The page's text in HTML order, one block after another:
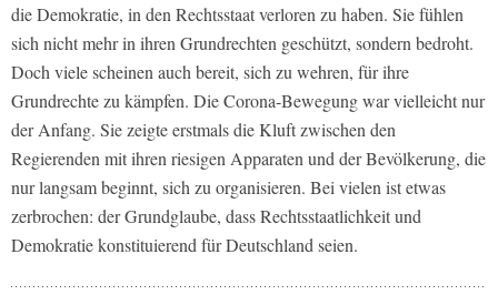
die Demokratie, in den Rechtsstaat verloren zu haben. Sie fühlen
sich nicht mehr in ihren Grundrechten geschützt, sondern bedroht.
Doch viele scheinen auch bereit, sich zu wehren, für ihre
Grundrechte zu kämpfen. Die Corona-Bewegung war vielleicht nur
der Anfang. Sie zeigte erstmals die Kluft zwischen den
Regierenden mit ihren riesigen Apparaten und der Bevölkerung, die
nur langsam beginnt, sich zu organisieren. Bei vielen ist etwas
zerbrochen: der Grundglaube, dass Rechtsstaatlichkeit und
Demokratie konstituierend für Deutschland seien.